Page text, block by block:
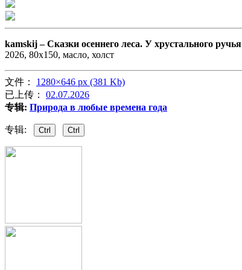
kamskij –Сказки осеннего леса. У хрустального ручья
2026, 80х150, масло, холст
文件： 1280×646 px (381 Kb)
已上传： 02.07.2026
专辑: Природа в любые времена года
专辑: Ctrl Ctrl